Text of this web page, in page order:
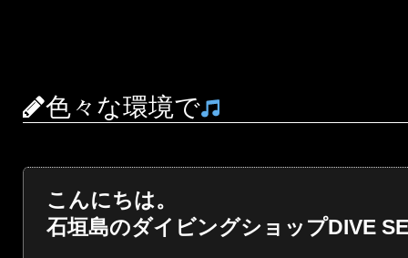
色々な環境で
こんにちは。
石垣島のダイビングショップDIVE